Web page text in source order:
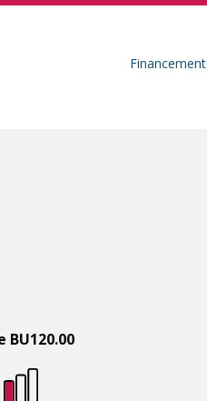
Financement
BU120.00